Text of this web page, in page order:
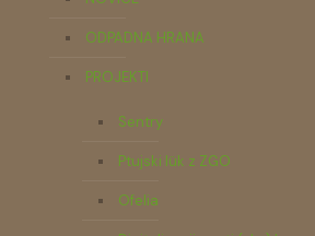
ODPADNA HRANA
PROJEKTI
Sentry
Ptujski lük z ZGO
Ofelia